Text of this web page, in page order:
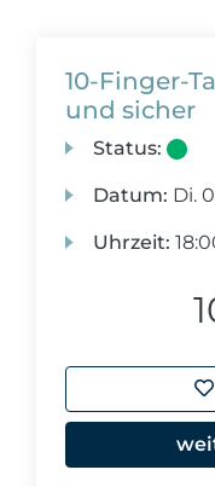
10-Finger-
und sicher
Status:
Datum: Di.
Uhrzeit: